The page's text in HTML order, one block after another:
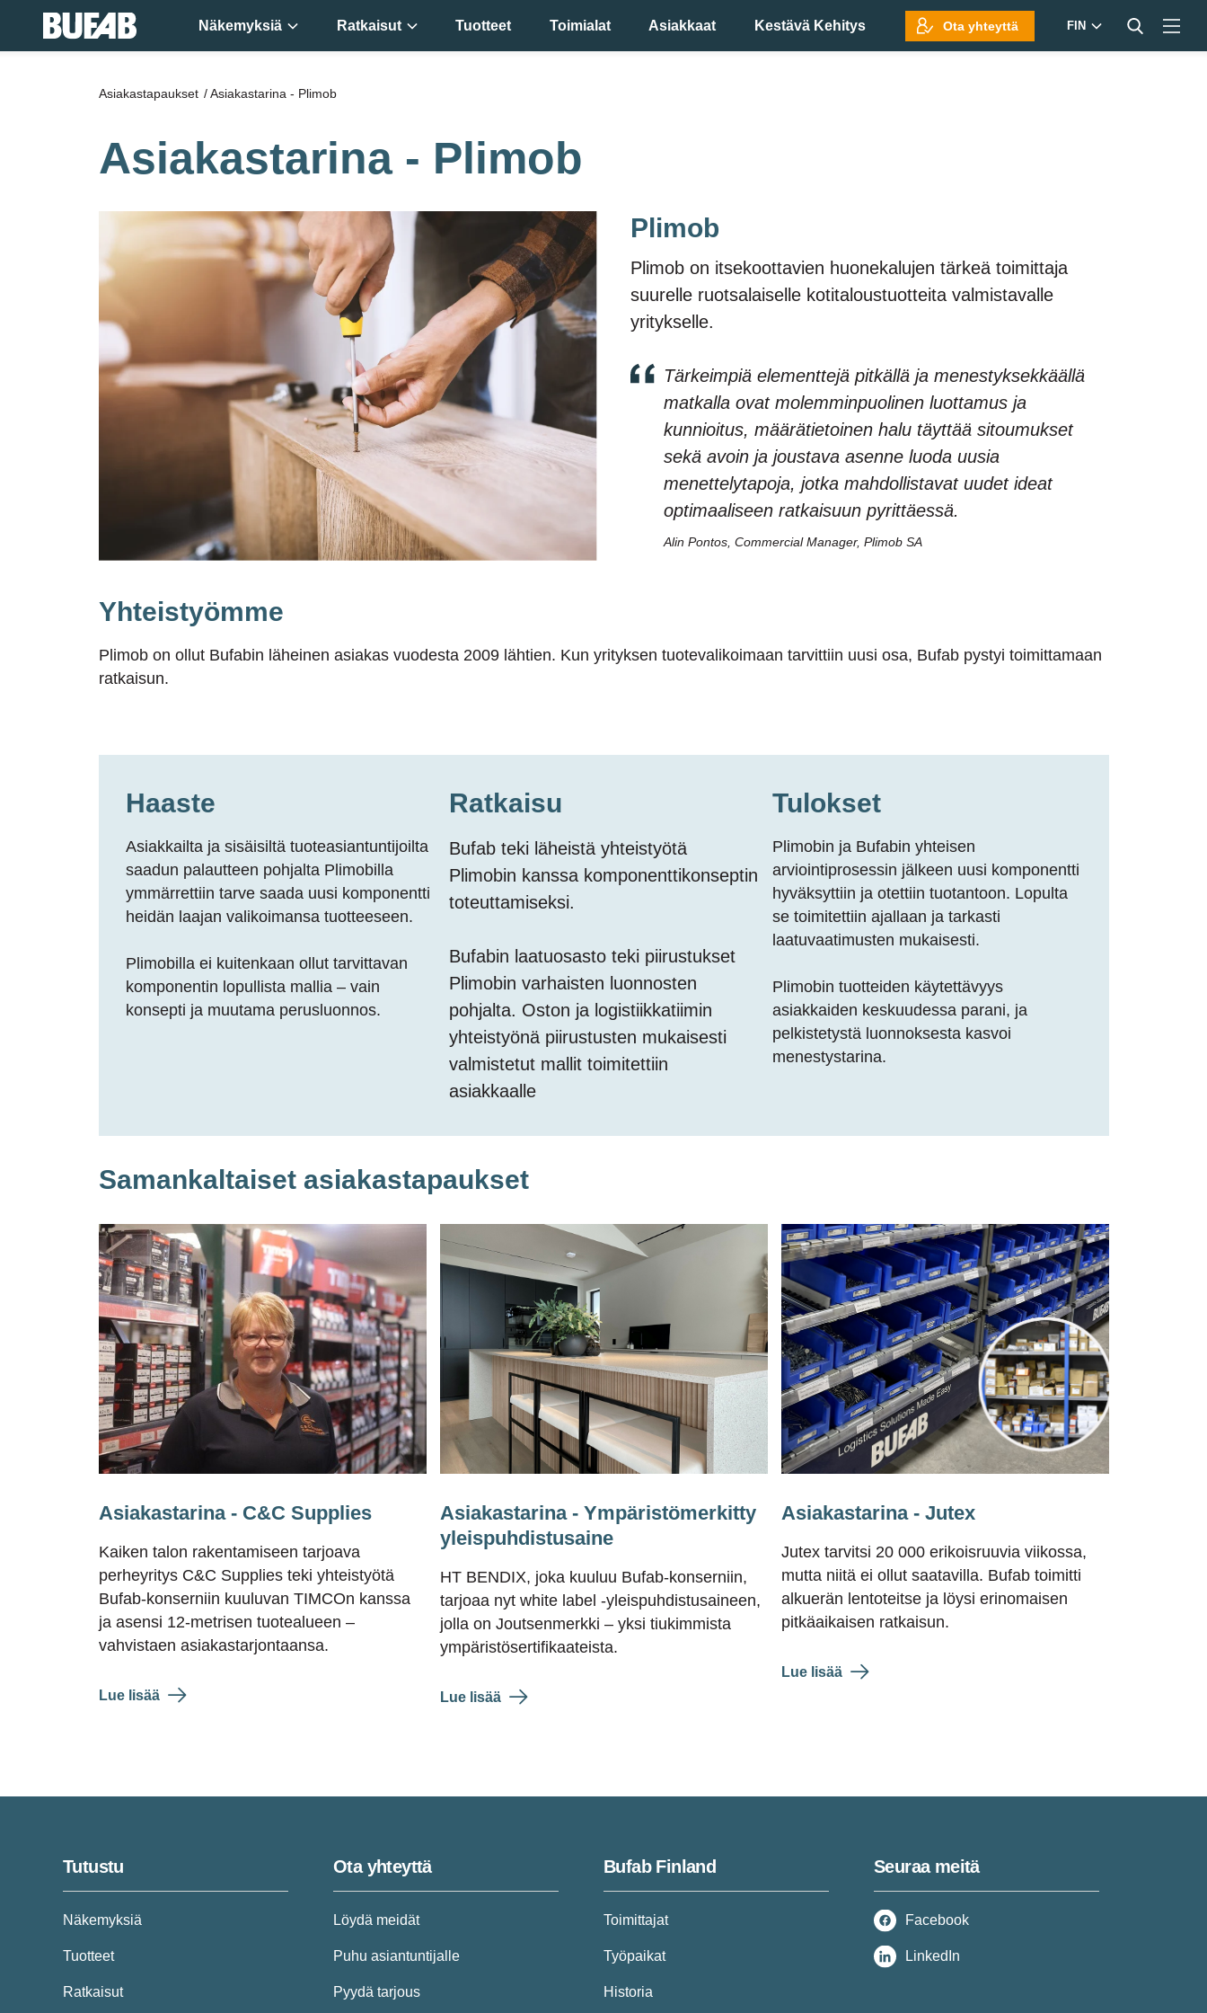
Näkemyksiä Ratkaisut Tuotteet Toimialat Asiakkaat Kestävä Kehitys Ota yhteyttä FIN
Asiakastapaukset /Asiakastarina - Plimob
Asiakastarina - Plimob
Plimob
Plimob on itsekoottavien huonekalujen tärkeä toimittaja
suurelle ruotsalaiselle kotitaloustuotteita valmistavalle
yritykselle.
Tärkeimpiä elementtejä pitkällä ja menestyksekkäällä
matkalla ovat molemminpuolinen luottamus ja
kunnioitus, määrätietoinen halu täyttää sitoumukset
sekä avoin ja joustava asenne luoda uusia
menettelytapoja, jotka mahdollistavat uudet ideat
optimaaliseen ratkaisuun pyrittäessä.
Alin Pontos, Commercial Manager, Plimob SA
Yhteistyömme
Plimobon ollut Bufabin läheinen asiakas vuodesta 2009 lähtien. Kun yrityksen tuotevalikoimaan tarvittiin uusi osa, Bufab pystyi toimittamaan
ratkaisun.
Haaste
Asiakkailta ja sisäisiltä tuoteasiantuntijoilta
saadun palautteen pohjalta Plimobilla
ymmärrettiin tarve saada uusi komponentti
heidän laajan valikoimansa tuotteeseen.
Plimobillaei kuitenkaan ollut tarvittavan
komponentin lopullista mallia – vain
konsepti ja muutama perusluonnos.
Ratkaisu
Bufabteki läheistä yhteistyötä
Plimobin kanssa komponenttikonseptin
toteuttamiseksi.
Bufabin laatuosasto teki piirustukset
Plimobin varhaisten luonnosten
pohjalta. Oston ja logistiikkatiimin
yhteistyönä piirustusten mukaisesti
valmistetut mallit toimitettiin
asiakkaalle
Tulokset
Plimobin ja Bufabin yhteisen
arviointiprosessin jälkeen uusi komponentti
hyväksyttiin ja otettiin tuotantoon. Lopulta
se toimitettiin ajallaan ja tarkasti
laatuvaatimusten mukaisesti.
Plimobin tuotteiden käytettävyys
asiakkaiden keskuudessa parani, ja
pelkistetystä luonnoksesta kasvoi
menestystarina.
Samankaltaiset asiakastapaukset
Asiakastarina - C&C Supplies
Kaiken talon rakentamiseen tarjoava
perheyritys C&C Supplies teki yhteistyötä
Bufab-konserniin kuuluvan TIMCOn kanssa
ja asensi 12-metrisen tuotealueen –
vahvistaen asiakastarjontaansa.
Lue lisää
Asiakastarina - Ympäristömerkitty
yleispuhdistusaine
HT BENDIX, joka kuuluu Bufab-konserniin,
tarjoaa nyt white label -yleispuhdistusaineen,
jolla on Joutsenmerkki – yksi tiukimmista
ympäristösertifikaateista.
Lue lisää
Asiakastarina - Jutex
Jutex tarvitsi 20 000 erikoisruuvia viikossa,
mutta niitä ei ollut saatavilla. Bufab toimitti
alkuerän lentoteitse ja löysi erinomaisen
pitkäaikaisen ratkaisun.
Lue lisää
Tutustu
Näkemyksiä
Tuotteet
Ratkaisut
Ota yhteyttä
Löydä meidät
Puhu asiantuntijalle
Pyydä tarjous
Bufab Finland
Toimittajat
Työpaikat
Historia
Seuraa meitä
Facebook
LinkedIn